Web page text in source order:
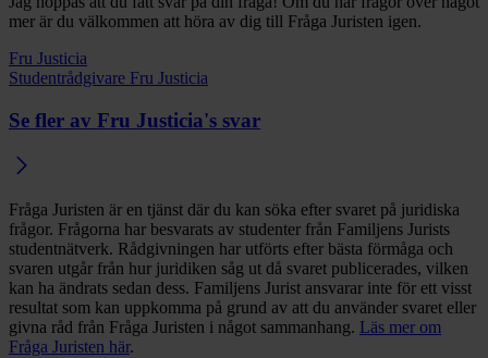
mer är du välkommen att höra av dig till Fråga Juristen igen.
Fru Justicia
Studentrådgivare Fru Justicia
Se fler av Fru Justicia's svar
Fråga Juristen är en tjänst där du kan söka efter svaret på juridiska
frågor. Frågorna har besvarats av studenter från Familjens Jurists
studentnätverk. Rådgivningen har utförts efter bästa förmåga och
svaren utgår från hur juridiken såg ut då svaret publicerades, vilken
kan ha ändrats sedan dess. Familjens Jurist ansvarar inte för ett visst
resultat som kan uppkomma på grund av att du använder svaret eller
givna råd från Fråga Juristen i något sammanhang. Läs mer om
Fråga Juristen här.